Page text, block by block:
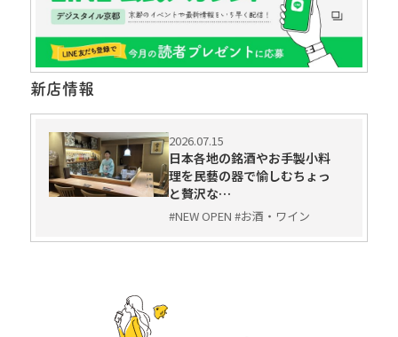
新店情報
2026.07.15
日本各地の銘酒やお手製小料
理を民藝の器で愉しむちょっ
と贅沢な…
#NEW OPEN #お酒・ワイン